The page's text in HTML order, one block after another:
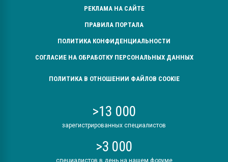
РЕКЛАМА НА САЙТЕ
ПРАВИЛА ПОРТАЛА
ПОЛИТИКА КОНФИДЕНЦИАЛЬНОСТИ
СОГЛАСИЕ НА ОБРАБОТКУ ПЕРСОНАЛЬНЫХ ДАННЫХ
ПОЛИТИКА В ОТНОШЕНИИ ФАЙЛОВ COOKIE
>13 000
зарегистрированных специалистов
>3 000
специалистов в день на нашем форуме